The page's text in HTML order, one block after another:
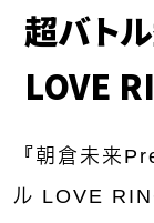
超バト
LOVE
『朝倉未来
ル LOVE